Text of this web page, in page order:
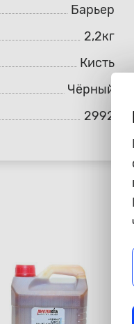
Барьер
2,2кг
Кисть
Чёрный
2992